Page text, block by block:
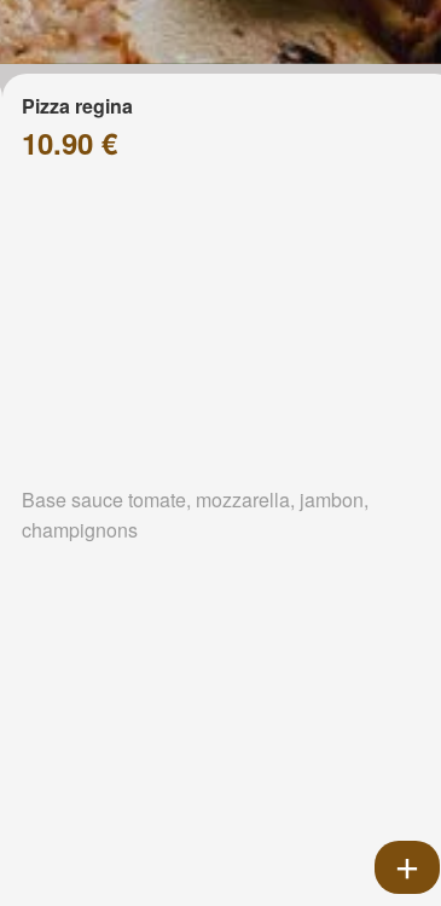
Pizza regina
10.90 €
Base sauce tomate, mozzarella, jambon,
champignons